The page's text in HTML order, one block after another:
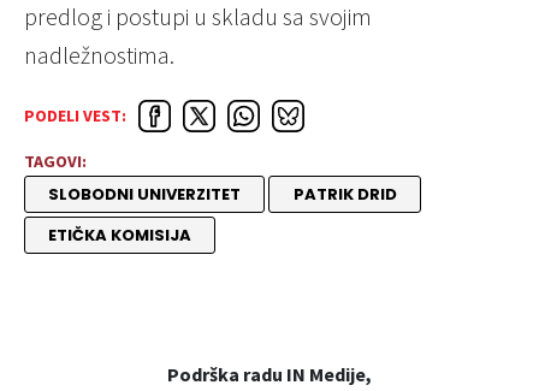
predlog i postupi u skladu sa svojim
nadležnostima.
PODELI VEST:
TAGOVI:
SLOBODNI UNIVERZITET
PATRIK DRID
ETIČKA KOMISIJA
Podrška radu IN Medije,